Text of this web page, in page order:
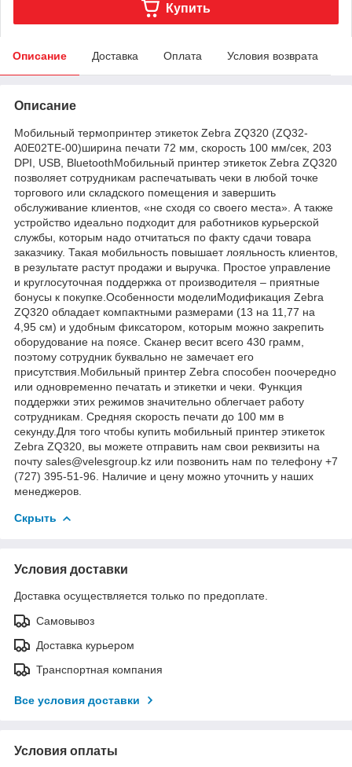
Купить
Описание Доставка Оплата Условия возврата
Описание
Мобильный термопринтер этикеток Zebra ZQ320 (ZQ32-
A0E02TE-00)ширина печати 72 мм, скорость 100 мм/сек, 203
DPI, USB, BluetoothМобильный принтер этикеток Zebra ZQ320
позволяет сотрудникам распечатывать чеки в любой точке
торгового или складского помещения и завершить
обслуживание клиентов, «не сходя со своего места». А также
устройство идеально подходит для работников курьерской
службы, которым надо отчитаться по факту сдачи товара
заказчику. Такая мобильность повышает лояльность клиентов,
в результате растут продажи и выручка. Простое управление
и круглосуточная поддержка от производителя – приятные
бонусы к покупке.Особенности моделиМодификация Zebra
ZQ320 обладает компактными размерами (13 на 11,77 на
4,95 см) и удобным фиксатором, которым можно закрепить
оборудование на поясе. Сканер весит всего 430 грамм,
поэтому сотрудник буквально не замечает его
присутствия.Мобильный принтер Zebra способен поочередно
или одновременно печатать и этикетки и чеки. Функция
поддержки этих режимов значительно облегчает работу
сотрудникам. Средняя скорость печати до 100 мм в
секунду.Для того чтобы купить мобильный принтер этикеток
Zebra ZQ320, вы можете отправить нам свои реквизиты на
почту sales@velesgroup.kz или позвонить нам по телефону +7
(727) 395-51-96. Наличие и цену можно уточнить у наших
менеджеров.
Скрыть
Условия доставки
Доставка осуществляется только по предоплате.
Самовывоз
Доставка курьером
Транспортная компания
Все условия доставки
Условия оплаты